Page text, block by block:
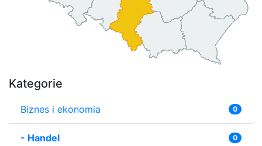
Kategorie
Biznes i ekonomia 0
- Handel 0